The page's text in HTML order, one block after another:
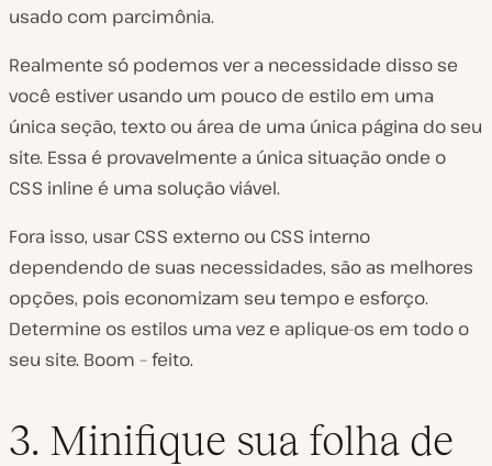
usado com parcimônia.
Realmente só podemos ver a necessidade disso se
você estiver usando um pouco de estilo em uma
única seção, texto ou área de uma única página do seu
site. Essa é provavelmente a única situação onde o
CSS inline é uma solução viável.
Fora isso, usar CSS externo ou CSS interno
dependendo de suas necessidades, são as melhores
opções, pois economizam seu tempo e esforço.
Determine os estilos uma vez e aplique-os em todo o
seu site. Boom – feito.
3. Minifique sua folha de